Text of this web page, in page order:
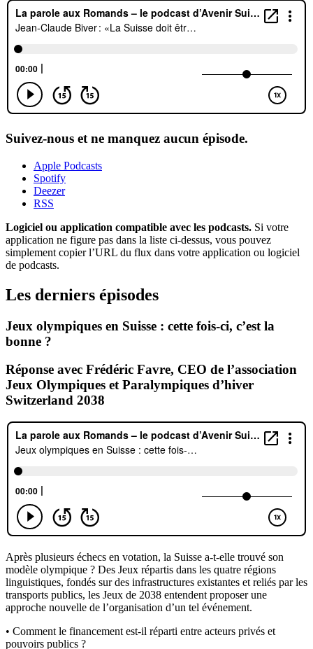
Suivez-nous et ne manquez aucun épisode.
Apple Podcasts
Spotify
Deezer
RSS
Logiciel ou application compatible avec les podcasts. Si votre
application ne figure pas dans la liste ci-dessus, vous pouvez
simplement copier l’URL du flux dans votre application ou logiciel
de podcasts.
Les derniers épisodes
Jeux olympiques en Suisse : cette fois-ci, c’est la
bonne ?
Réponse avec Frédéric Favre, CEO de l’association
Jeux Olympiques et Paralympiques d’hiver
Switzerland 2038
Après plusieurs échecs en votation, la Suisse a-t-elle trouvé son
modèle olympique ? Des Jeux répartis dans les quatre régions
linguistiques, fondés sur des infrastructures existantes et reliés par les
transports publics, les Jeux de 2038 entendent proposer une
approche nouvelle de l’organisation d’un tel événement.
• Comment le financement est-il réparti entre acteurs privés et
pouvoirs publics ?